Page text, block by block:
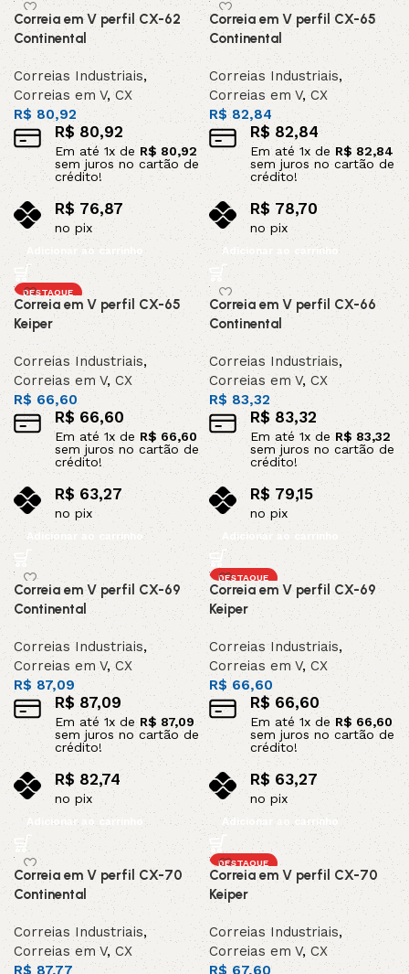
Correia em V perfil CX-62
Continental
Correias Industriais,
Correias em V,CX
R$80,92
R$ 80,92
Em até 1x de R$ 80,92
sem juros no cartão de
crédito!
R$76,87
no pix
Adicionar ao carrinho
Correia em V perfil CX-65
Continental
Correias Industriais,
Correias em V,CX
R$82,84
R$ 82,84
Em até1x deR$ 82,84
sem juros no cartão de
crédito!
R$78,70
no pix
Adicionar ao carrinho
DESTAQUE
Correia em V perfil CX-65
Keiper
Correias Industriais,
Correias em V, CX
R$66,60
R$66,60
Em até 1x de R$ 66,60
sem juros no cartão de
crédito!
R$63,27
no pix
Adicionar ao carrinho
Correia em V perfil CX-66
Continental
Correias Industriais,
Correias em V,CX
R$83,32
R$ 83,32
Em até 1x deR$ 83,32
sem juros no cartão de
crédito!
R$79,15
no pix
Adicionar ao carrinho
Correia em V perfil CX-69
Continental
Correias Industriais,
Correias em V,CX
R$ 87,09
R$ 87,09
Em até 1x de R$ 87,09
sem juros no cartão de
crédito!
R$ 82,74
no pix
Adicionar ao carrinho
DESTAQUE
Correia em V perfil CX-69
Keiper
Correias Industriais,
Correias em V, CX
R$ 66,60
R$ 66,60
Em até 1x deR$ 66,60
sem juros no cartão de
crédito!
R$63,27
no pix
Adicionar ao carrinho
Correia em V perfil CX-70
Continental
Correias Industriais,
Correias em V, CX
R$ 87,77
DESTAQUE
Correia em V perfil CX-70
Keiper
Correias Industriais,
Correias em V, CX
R$ 67,60